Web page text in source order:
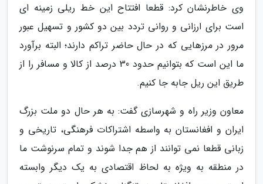
وی خاطرنشان کرد: قطعا افتتاح این خط ریلی زمینه ای
است برای ارزانی و روانی تردد بین دو کشور و تسهیل عبور
مرور در مرزهایی که در حال حاضر تراکم دارند؛ البته برآورد
ما این است که بتوانیم حدود 30 درصد از کالا و مسافر را از
طریق این ریل جابه جا کنیم.
معاون وزیر راه و شهرسازی گفت: به هر حال دو ملت بزرگ
ایران و افغانستان به واسطه اشتراکات فرهنگی، تاریخی و
زبانی قطعا نمی توانند از هم جدا شوند و تمام سرنوشت ما
در منطقه به ویژه به لحاظ اقتصادی به یک دیگر وابسته